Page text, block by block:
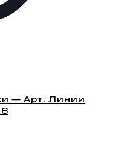
— Арт. Линии